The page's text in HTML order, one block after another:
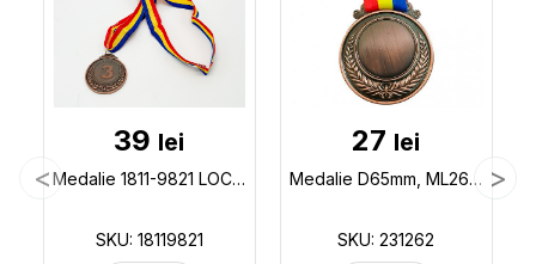
39 lei
Medalie 1811-9821 LOC 3 18119821
SKU: 18119821
27 lei
Medalie D65mm, ML26-62 (bronz)panglica tricolor MD/RO 231262
SKU: 231262